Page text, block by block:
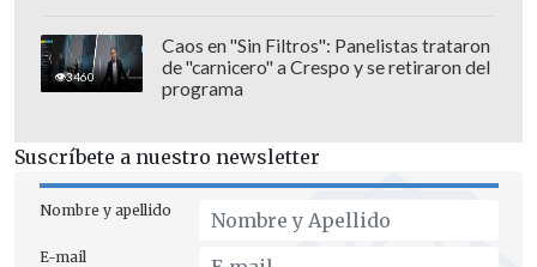
3460
Caos en "Sin Filtros": Panelistas trataron
de "carnicero" a Crespo y se retiraron del
programa
Suscríbete a nuestro newsletter
Nombre y apellido
E-mail